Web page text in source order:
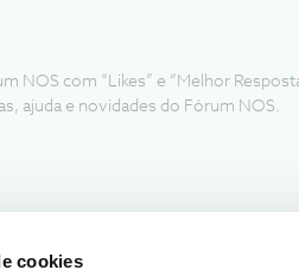
cookies
NOS com “Likes” e “Melhor
ajuda e novidades do Fórum NOS.